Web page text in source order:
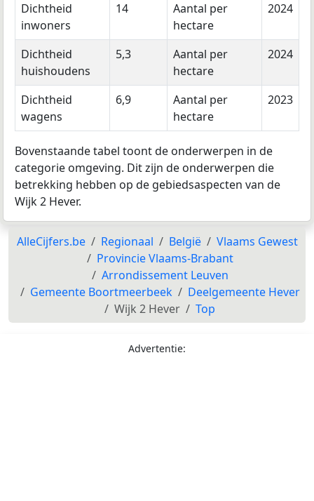
Dichtheid
inwoners
14
Aantal per
hectare
2024
Dichtheid
huishoudens
5,3
Aantal per
hectare
2024
Dichtheid
wagens
6,9
Aantal per
hectare
2023
Bovenstaande tabel toont de onderwerpen in de
categorie omgeving. Dit zijn de onderwerpen die
betrekking hebben op de gebiedsaspecten van de
Wijk 2 Hever.
AlleCijfers.be Regionaal België
Vlaams Gewest
Provincie Vlaams-Brabant
Arrondissement Leuven
Gemeente Boortmeerbeek
Deelgemeente Hever
Wijk 2 Hever
Top
Advertentie: